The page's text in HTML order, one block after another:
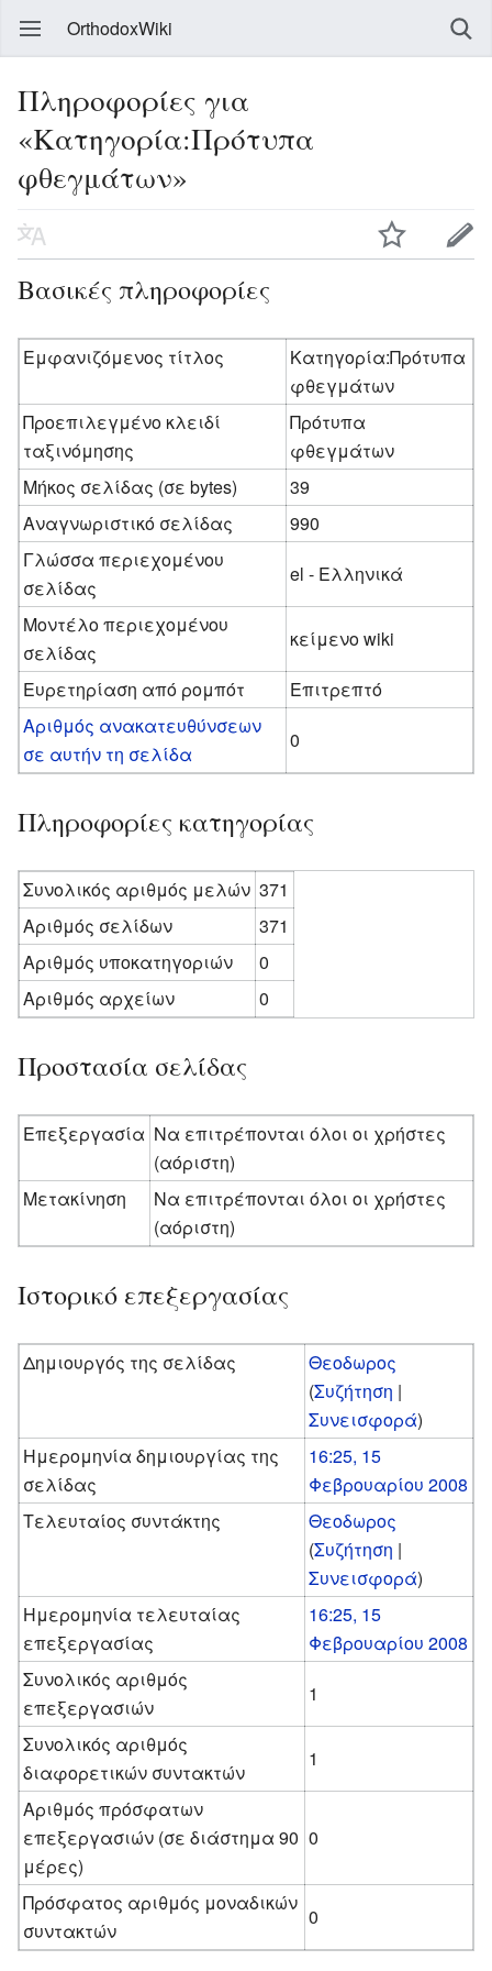
OrthodoxWiki
Πληροφορίες για
«Κατηγορία:Πρότυπα
φθεγμάτων»
Βασικές πληροφορίες
Εμφανιζόμενος τίτλος
Κατηγορία:Πρότυπα
φθεγμάτων
Προεπιλεγμένο κλειδί
ταξινόμησης
Πρότυπα
φθεγμάτων
Μήκος σελίδας (σε bytes)
39
Αναγνωριστικό σελίδας
990
Γλώσσα περιεχομένου
σελίδας
el - Ελληνικά
Μοντέλο περιεχομένου
σελίδας
κείμενο wiki
Ευρετηρίαση από ρομπότ
Επιτρεπτό
Αριθμός ανακατευθύνσεων
σε αυτήν τη σελίδα
0
Πληροφορίες κατηγορίας
Συνολικός αριθμός μελών 371
Αριθμός σελίδων
371
Αριθμός υποκατηγοριών
0
Αριθμός αρχείων
0
Προστασία σελίδας
Επεξεργασία Να επιτρέπονται όλοι οι χρήστες
(αόριστη)
Μετακίνηση
Να επιτρέπονται όλοι οι χρήστες
(αόριστη)
Ιστορικό επεξεργασίας
Δημιουργός της σελίδας
Θεοδωρος
(Συζήτηση |
Συνεισφορά)
Ημερομηνία δημιουργίας της
σελίδας
16:25, 15
Φεβρουαρίου 2008
Τελευταίος συντάκτης
Θεοδωρος
(Συζήτηση |
Συνεισφορά)
Ημερομηνία τελευταίας
επεξεργασίας
16:25, 15
Φεβρουαρίου 2008
Συνολικός αριθμός
επεξεργασιών
1
Συνολικός αριθμός
διαφορετικών συντακτών
1
Αριθμός πρόσφατων
επεξεργασιών (σε διάστημα 90
μέρες)
0
Πρόσφατος αριθμός μοναδικών
συντακτών
0